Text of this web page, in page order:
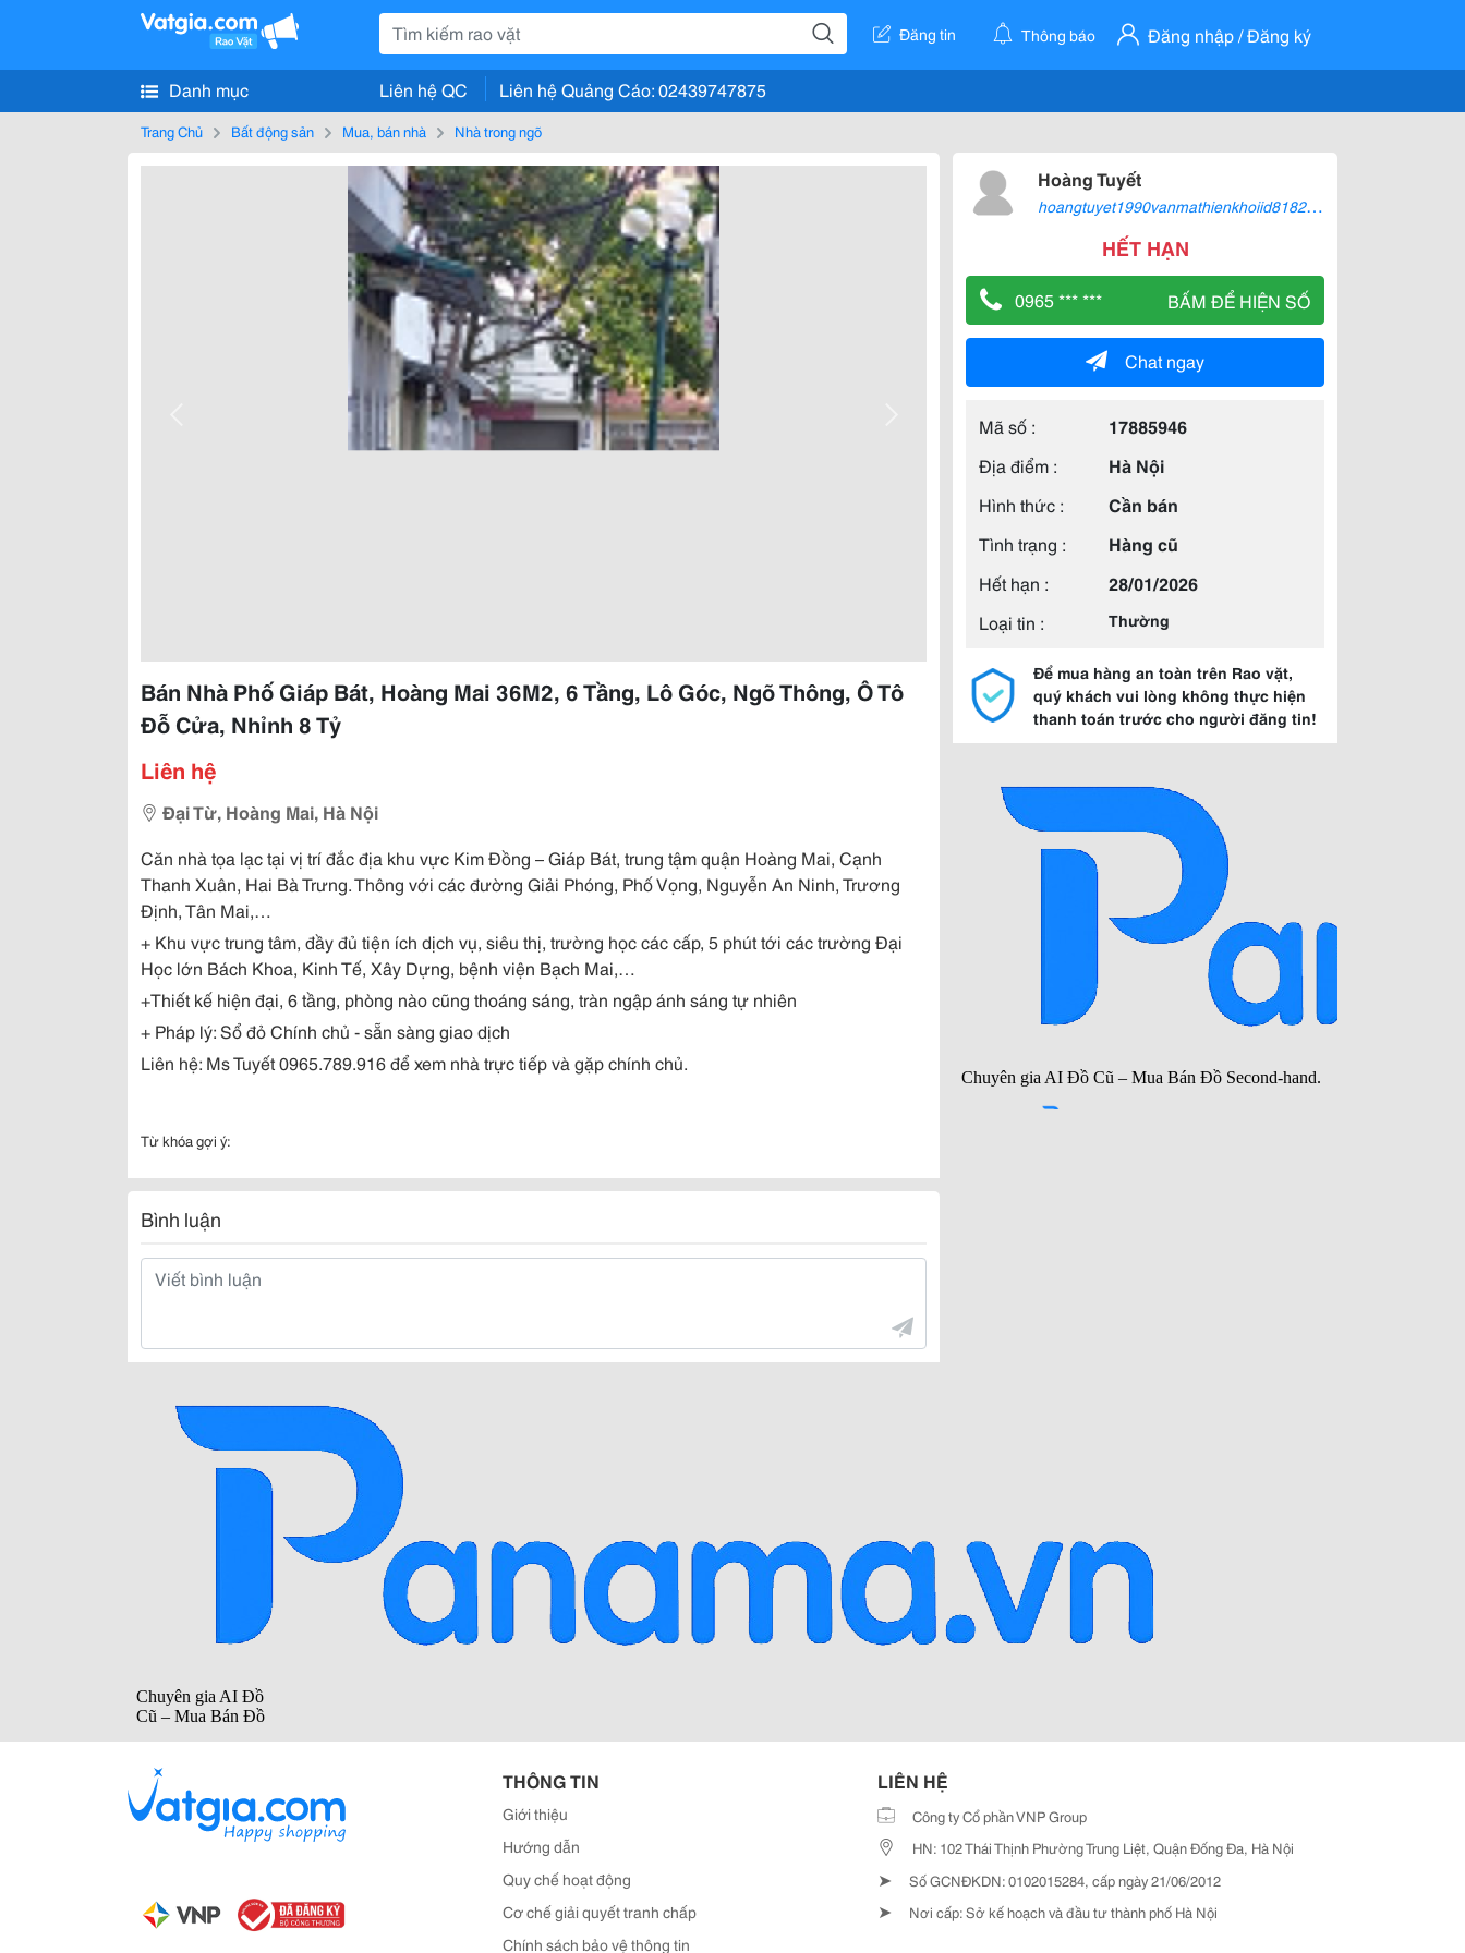
Đăng tin Thông báo Đăng nhập / Đăng ký
Danh mục Liên hệ QC Liên hệ Quảng Cáo: 02439747875
Trang Chủ Bất động sản Mua, bán nhà Nhà trong ngõ
Bán Nhà Phố Giáp Bát, Hoàng Mai 36M2, 6 Tầng, Lô Góc, Ngõ Thông, Ô Tô
Đỗ Cửa, Nhỉnh 8 Tỷ
Liên hệ
Đại Từ, Hoàng Mai, Hà Nội
Căn nhà tọa lạc tại vị trí đắc địa khu vực Kim Đồng – Giáp Bát, trung tậm quận Hoàng Mai, Cạnh
Thanh Xuân, Hai Bà Trưng. Thông với các đường Giải Phóng, Phố Vọng, Nguyễn An Ninh, Trương
Định, Tân Mai,…
+ Khu vực trung tâm, đầy đủ tiện ích dịch vụ, siêu thị, trường học các cấp, 5 phút tới các trường Đại
Học lớn Bách Khoa, Kinh Tế, Xây Dựng, bệnh viện Bạch Mai,…
+Thiết kế hiện đại, 6 tầng, phòng nào cũng thoáng sáng, tràn ngập ánh sáng tự nhiên
+ Pháp lý: Sổ đỏ Chính chủ - sẵn sàng giao dịch
Liên hệ: Ms Tuyết 0965.789.916 để xem nhà trực tiếp và gặp chính chủ.
Từ khóa gợi ý:
Bình luận
Hoàng Tuyết
h
oangtuyet1990vanmathienkhoiid8182664
HẾT HẠN
0965 *** *** BẤM ĐỂ HIỆN SỐ
Chat ngay
Mã số :
17885946
Địa điểm :
Hà Nội
Hình thức :
Cần bán
Tình trạng :
Hàng cũ
Hết hạn :
28/01/2026
Loại tin :
Thường
Để mua hàng an toàn trên Rao vặt,
quý khách vui lòng không thực hiện
thanh toán trước cho người đăng tin!
THÔNG TIN
Giới thiệu
Hướng dẫn
Quy chế hoạt động
Cơ chế giải quyết tranh chấp
Chính sách bảo vệ thông tin
LIÊN HỆ
Công ty Cổ phần VNP Group
HN: 102 Thái Thịnh Phường Trung Liệt, Quận Đống Đa, Hà Nội
➤ Số GCNĐKDN: 0102015284, cấp ngày 21/06/2012
➤ Nơi cấp: Sở kế hoạch và đầu tư thành phố Hà Nội